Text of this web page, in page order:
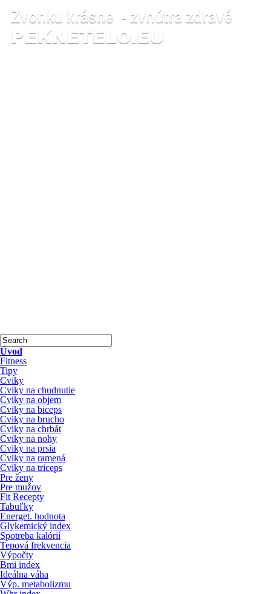
Úvod
Fitness
Tipy
Cviky
Cviky na chudnutie
Cviky na objem
Cviky na biceps
Cviky na brucho
Cviky na chrbát
Cviky na nohy
Cviky na prsia
Cviky na ramená
Cviky na triceps
Pre ženy
Pre mužov
Fit Recepty
Tabuľky
Energet. hodnota
Glykemický index
Spotreba kalórií
Tepová frekvencia
Výpočty
Bmi index
Ideálna váha
Výp. metabolizmu